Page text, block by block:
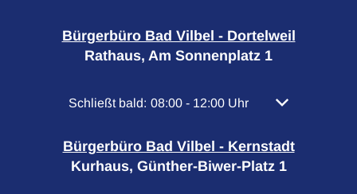
Bürgerbüro Bad Vilbel - Dortelweil
Rathaus, Am Sonnenplatz 1
Klicken, um weitere Öffnungs- oder Schließzeiten
Schließt bald: 08:00 - 12:00 Uhr Von 08:00 bis
Bürgerbüro Bad Vilbel - Kernstadt
Kurhaus, Günther-Biwer-Platz 1